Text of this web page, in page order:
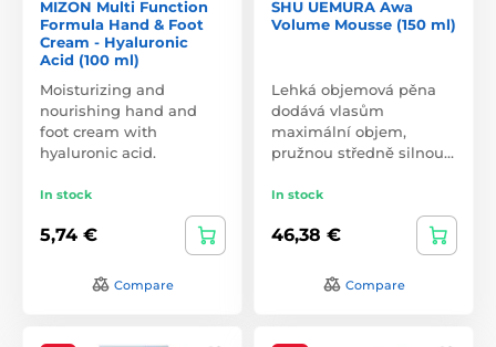
MIZON Multi Function
Formula Hand & Foot
Cream - Hyaluronic
Acid (100 ml)
Moisturizing and
nourishing hand and
foot cream with
hyaluronic acid.
In stock
5,74 €
Compare
SHU UEMURA Awa
Volume Mousse (150 ml)
Lehká objemová pěna
dodává vlasům
maximální objem,
pružnou středně silnou…
In stock
46,38 €
Compare